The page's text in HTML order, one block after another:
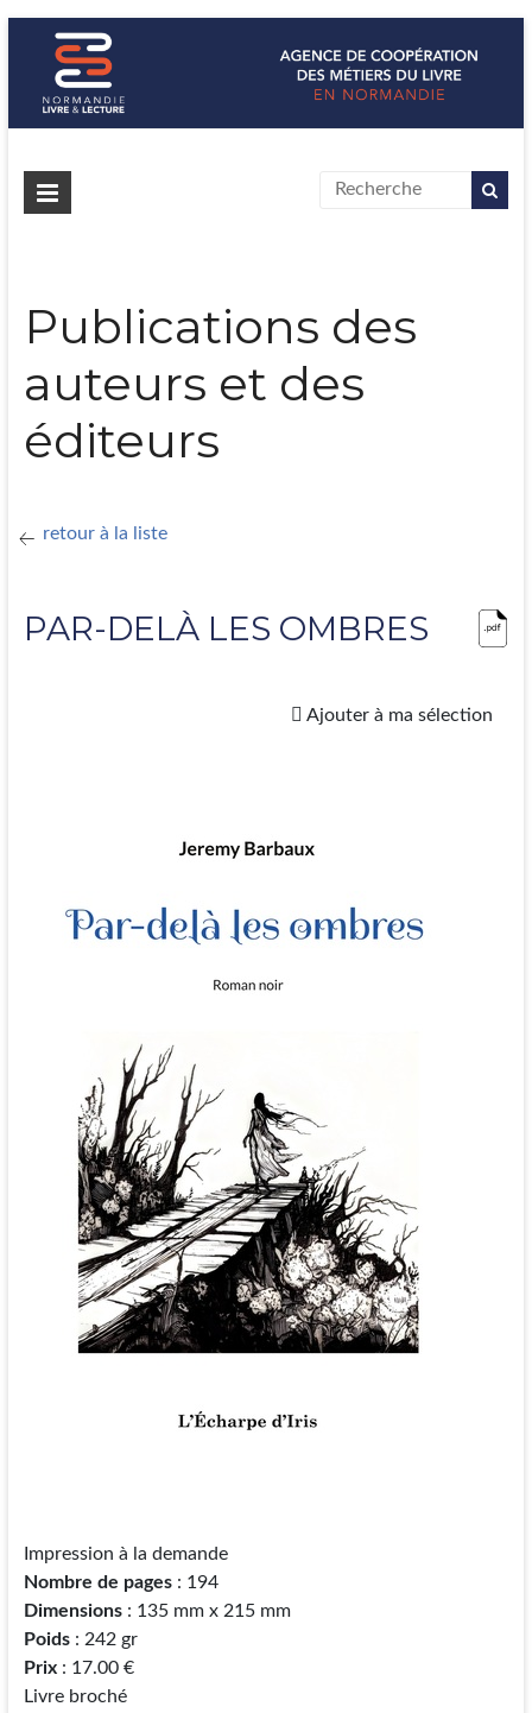
Normandie Livre & Lecture
L'agence de coopération des métiers du livre en Normandie
Publications des
auteurs et des
éditeurs
retour à la liste
PAR-DELÀ LES OMBRES
Ajouter à ma sélection
Impression à la demande
Nombre de pages: 194
Dimensions: 135 mm x 215 mm
Poids: 242 gr
Prix: 17.00 €
Livre broché